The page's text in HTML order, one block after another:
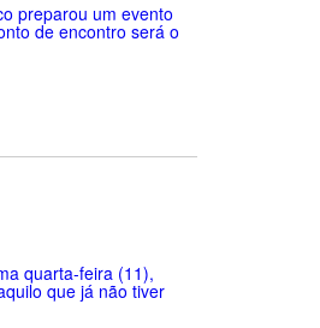
preparou um evento
de encontro será o
quarta-feira (11),
que já não tiver